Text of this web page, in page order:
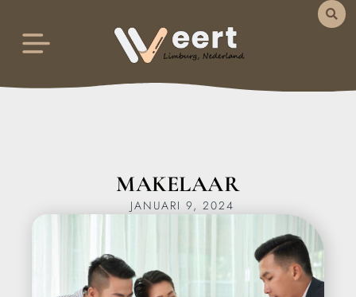
MAKELAAR
JANUARI 9, 2024